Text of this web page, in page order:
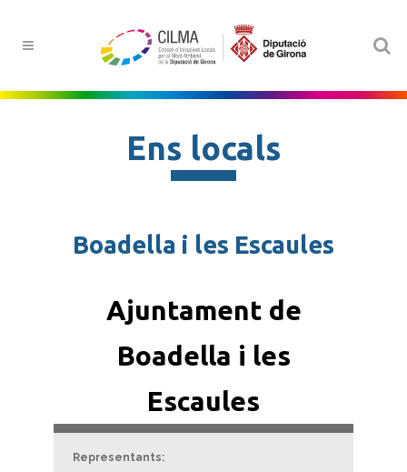
Ens locals
Boadella i les Escaules
Ajuntament de
Boadella i les
Escaules
Representants: